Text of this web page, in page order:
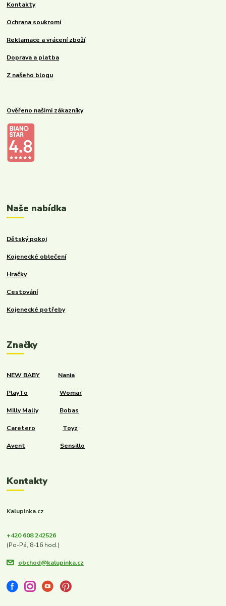
Kontakty
Ochrana soukromí
Reklamace a vrácení zboží
Doprava a platba
Z našeho blogu
Ověřeno našimi zákazníky
Naše nabídka
Dětský pokoj
Kojenecké oblečení
Hračky
Cestování
Kojenecké potřeby
Značky
NEW BABY Nania
PlayTo Womar
Milly Mally Bobas
Caretero Toyz
Avent Sensillo
Kontakty
Kalupinka.cz
+420 608 242526
(Po-Pá, 8-16 hod.)
obchod@kalupinka.cz